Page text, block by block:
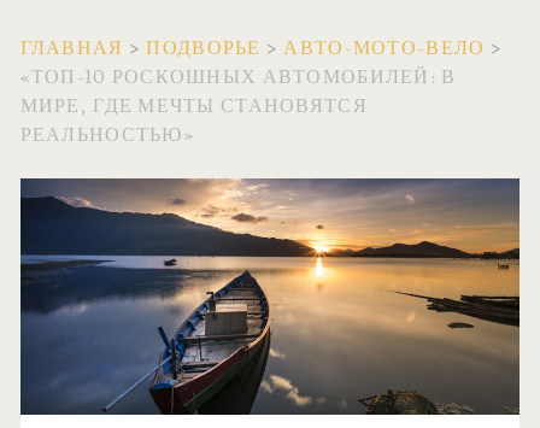
ГЛАВНАЯ >ПОДВОРЬЕ >АВТО-МОТО-ВЕЛО >
«ТОП-10 РОСКОШНЫХ АВТОМОБИЛЕЙ: В
МИРЕ, ГДЕ МЕЧТЫ СТАНОВЯТСЯ
РЕАЛЬНОСТЬЮ»